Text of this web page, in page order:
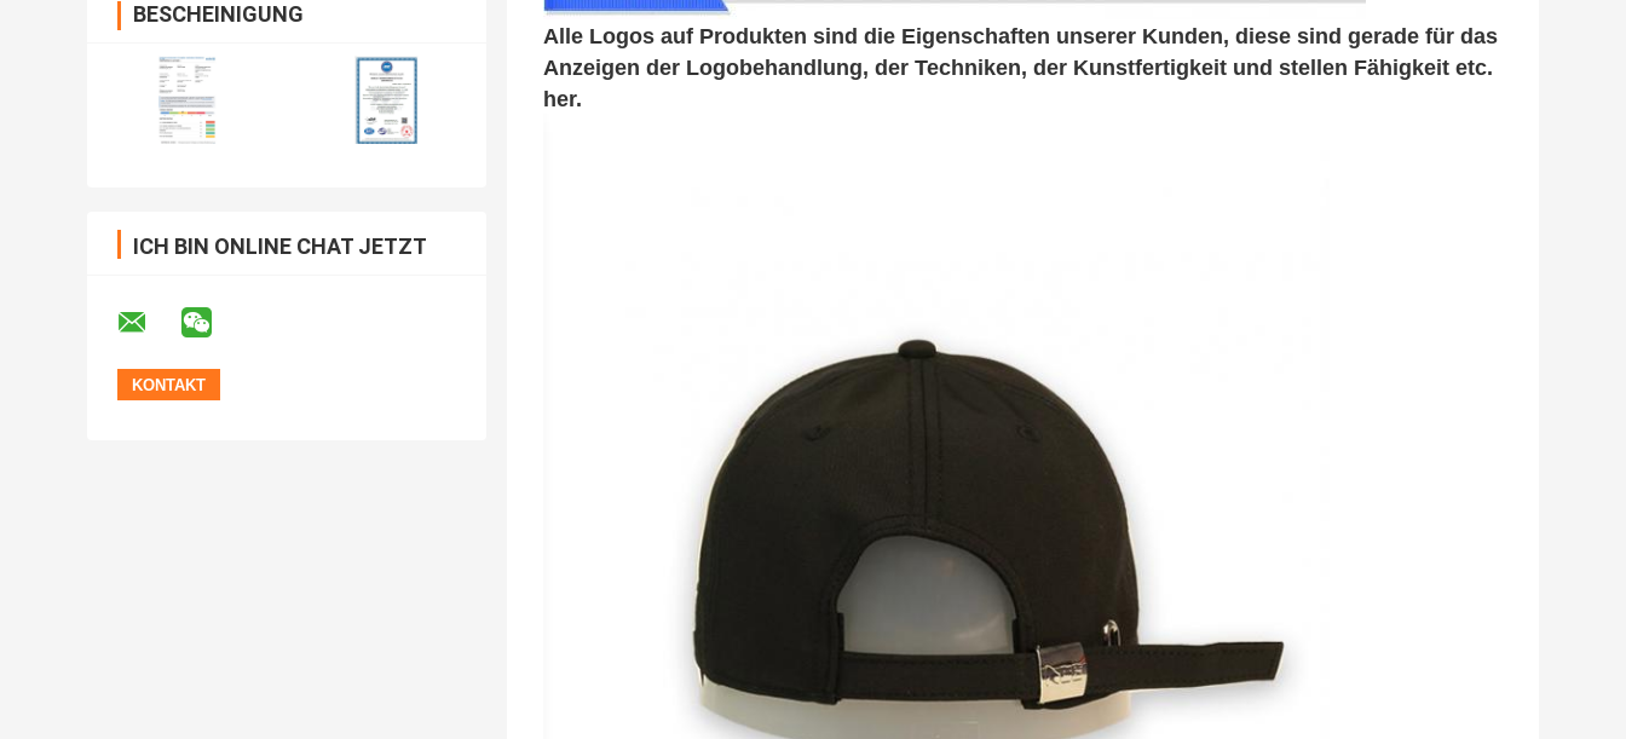
BESCHEINIGUNG
ICH BIN ONLINE CHAT JETZT
Alle Logos auf Produkten sind die Eigenschaften unserer Kunden, diese sind gerade für das
Anzeigen der Logobehandlung, der Techniken, der Kunstfertigkeit und stellen Fähigkeit etc.
her.